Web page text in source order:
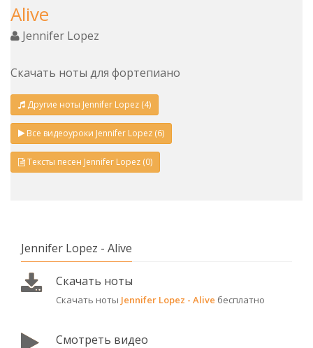
Alive
Jennifer Lopez
Скачать ноты для фортепиано
Другие ноты Jennifer Lopez (4)
Все видеоуроки Jennifer Lopez (6)
Тексты песен Jennifer Lopez (0)
Jennifer Lopez - Alive
Скачать ноты
Скачать ноты Jennifer Lopez - Alive бесплатно
Смотреть видео